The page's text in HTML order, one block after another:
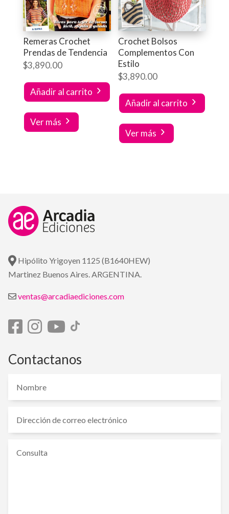
Remeras Crochet
Prendas de Tendencia
$3,890.00
Añadir al carrito
Ver más
Crochet Bolsos
Complementos Con
Estilo
$3,890.00
Añadir al carrito
Ver más
Hipólito Yrigoyen 1125 (B1640HEW)
Martinez Buenos Aires. ARGENTINA.
ventas@arcadiaediciones.com
Contactanos